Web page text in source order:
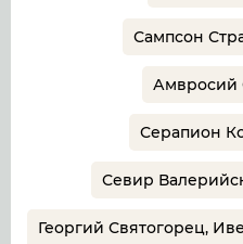
Сампсон
Амвросий
Серапион
Севир
Георгий Святогорец,